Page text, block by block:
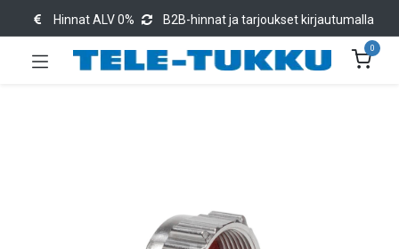
Hinnat ALV 0% B2B-hinnat ja tarjoukset kirjautumalla
0